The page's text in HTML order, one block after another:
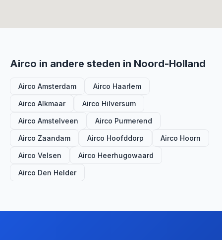
Airco in andere steden in Noord-Holland
Airco Amsterdam Airco Haarlem
Airco Alkmaar Airco Hilversum
Airco Amstelveen Airco Purmerend
Airco Zaandam Airco Hoofddorp Airco Hoorn
Airco Velsen Airco Heerhugowaard
Airco Den Helder